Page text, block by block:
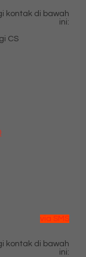
kontak di bawah
ini:
CS
via SMS
kontak di bawah
ini: